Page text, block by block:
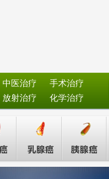
中医治疗
手术治疗
放射治疗
化学治疗